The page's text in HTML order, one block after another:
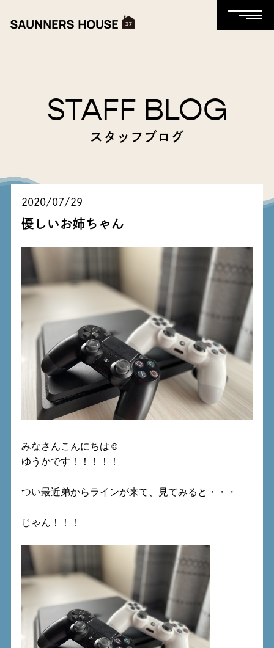
STAFF BLOG
スタッフブログ
2020/07/29
優しいお姉ちゃん
みなさんこんにちは☺
ゆうかです！！！！！
つい最近弟からラインが来て、見てみると・・・
じゃん！！！